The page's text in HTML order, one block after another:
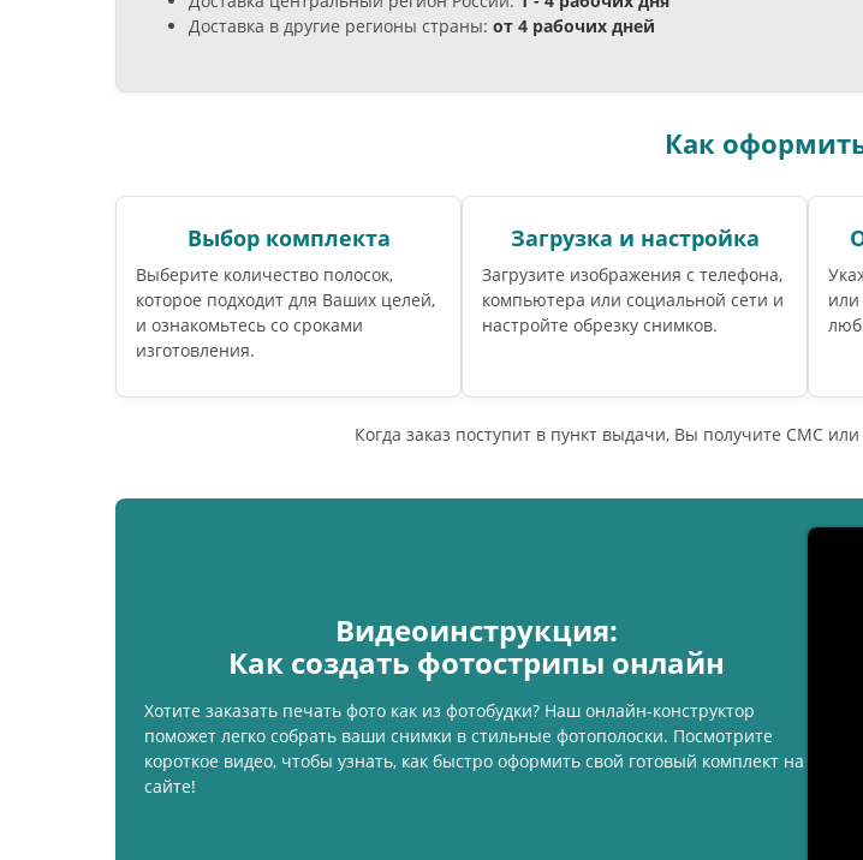
Доставка в другие регионы страны: от 4 рабочих дней
Как
Выбор комплекта
Выберите количество полосок,
которое подходит для Ваших целей,
и ознакомьтесь со сроками
изготовления.
Загрузка и настройка
Загрузите изображения с телефона,
компьютера или социальной сети и
настройте обрезку снимков.
или
Когда заказ поступит в пункт выдачи, Вы получите СМС
Видеоинструкция:
Как создать фотострипы онлайн
Хотите заказать печать фото как из фотобудки? Наш онлайн-конструктор
поможет легко собрать ваши снимки в стильные фотополоски. Посмотрите
короткое видео, чтобы узнать, как быстро оформить свой готовый комплект на
сайте!